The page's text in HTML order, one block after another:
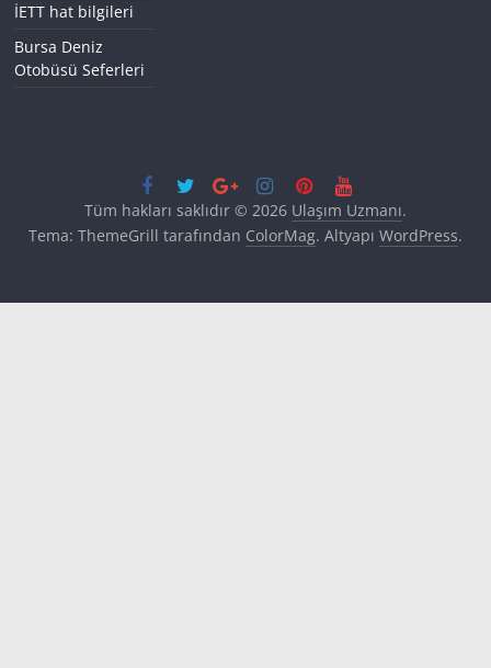
İETT hat bilgileri
Bursa Deniz
Otobüsü Seferleri
Tüm hakları saklıdır © 2026 Ulaşım Uzmanı.
Tema: ThemeGrill tarafından ColorMag. Altyapı WordPress.